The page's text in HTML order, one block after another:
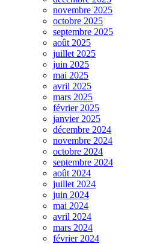
novembre 2025
octobre 2025
septembre 2025
août 2025
juillet 2025
juin 2025
mai 2025
avril 2025
mars 2025
février 2025
janvier 2025
décembre 2024
novembre 2024
octobre 2024
septembre 2024
août 2024
juillet 2024
juin 2024
mai 2024
avril 2024
mars 2024
février 2024